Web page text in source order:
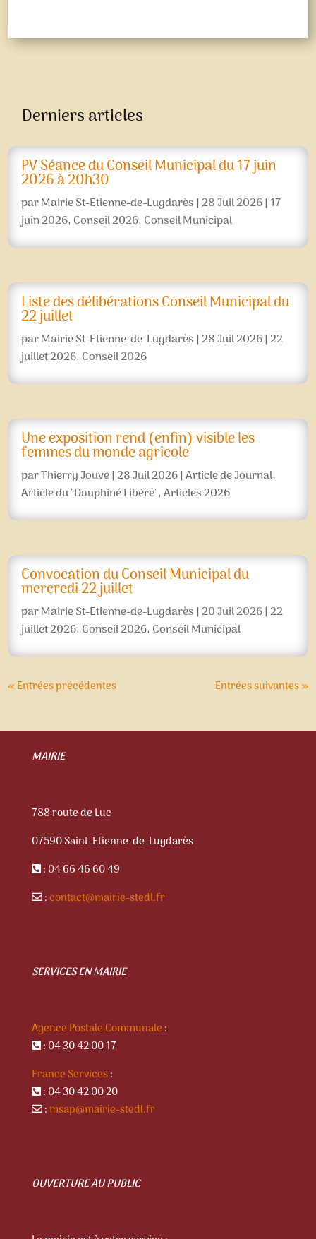
Derniers articles
PV Séance du Conseil Municipal du 17 juin
2026 à 20h30
parMairie St-Etienne-de-Lugdarès|28 Juil 2026|17
juin 2026, Conseil 2026, Conseil Municipal
Liste des délibérations Conseil Municipal du
22 juillet
parMairie St-Etienne-de-Lugdarès|28 Juil 2026|22
juillet 2026, Conseil 2026
Une exposition rend (enfin) visible les
femmes du monde agricole
parThierry Jouve|28 Juil 2026|Article de Journal,
Article du "Dauphiné Libéré",Articles 2026
Convocation du Conseil Municipal du
mercredi 22 juillet
parMairie St-Etienne-de-Lugdarès|20 Juil 2026|22
juillet 2026, Conseil 2026, Conseil Municipal
« Entrées précédentes Entrées suivantes »
MAIRIE
788 route de Luc
07590 Saint-Etienne-de-Lugdarès
: 04 66 46 60 49
:contact@mairie-stedl.fr
SERVICES EN MAIRIE
Agence Postale Communale :
: 04 30 42 00 17
France Services:
: 04 30 42 00 20
:msap@mairie-stedl.fr
OUVERTURE AU PUBLIC